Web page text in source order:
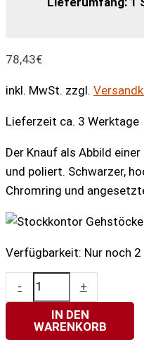
78,43€
inkl. MwSt. zzgl.
Lieferzeit ca. 3 Werktage
Der Knauf als Abbild
und poliert. Schwarzer,
Chromring und
Verfügbarkeit: Nur noch
-
Knaufstock
ROTE
Menge
+
IN DEN
WARENKORB